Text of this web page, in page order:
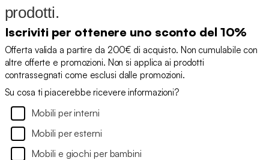
prodotti.
Iscriviti per ottenere uno sconto del 10%
Offerta valida a partire da 200€ di acquisto. Non cumulabile con
altre offerte e promozioni. Non si applica ai prodotti
contrassegnati come esclusi dalle promozioni.
Su cosa ti piacerebbe ricevere informazioni?
Mobili per interni
Mobili per esterni
Mobili e giochi per bambini